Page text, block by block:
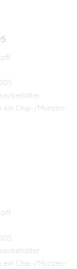
Chip-/Münzen-
Chip-/Münzen-